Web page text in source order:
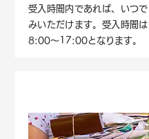
受入時間内であれば、いつ
みいただけます。受入時間
8:00～17:00となります。